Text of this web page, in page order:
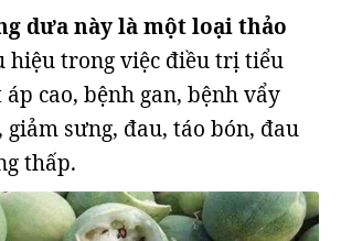
dưa này là một loại thảo
hiệu trong việc điều trị tiểu
cao, bệnh gan, bệnh vẩy
giảm sưng, đau, táo bón, đau
thấp.